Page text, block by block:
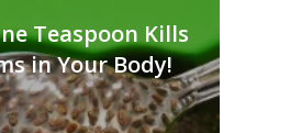
Teaspoon Kills
in Your Body!